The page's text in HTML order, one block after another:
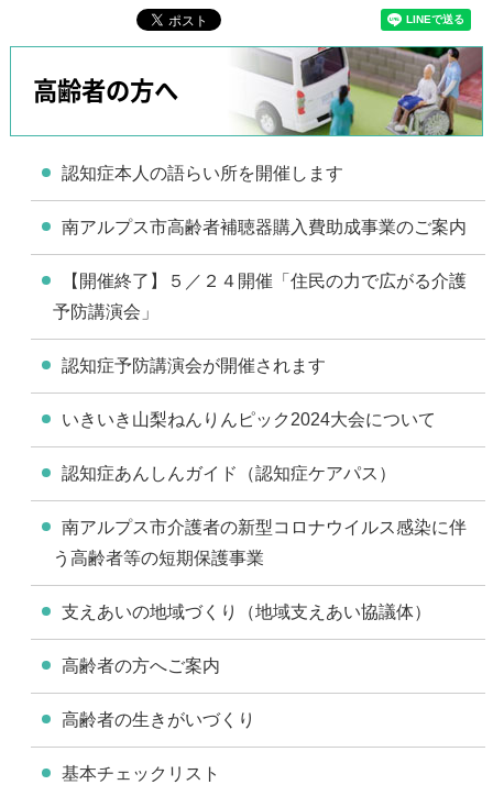
高齢者の方へ
認知症本人の語らい所を開催します
南アルプス市高齢者補聴器購入費助成事業のご案内
【開催終了】５／２４開催「住民の力で広がる介護
予防講演会」
認知症予防講演会が開催されます
いきいき山梨ねんりんピック2024大会について
認知症あんしんガイド（認知症ケアパス）
南アルプス市介護者の新型コロナウイルス感染に伴
う高齢者等の短期保護事業
支えあいの地域づくり（地域支えあい協議体）
高齢者の方へご案内
高齢者の生きがいづくり
基本チェックリスト